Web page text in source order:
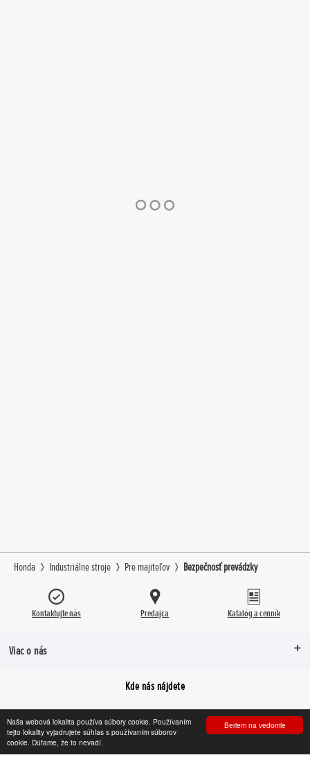
Beriem na vedomie
Naša webová lokalita používa súbory cookie. Používaním
tejto lokality vyjadrujete súhlas s používaním súborov
cookie. Dúfame, že to nevadí.
Honda Industriálne stroje Pre majiteľov Bezpečnosť prevádzky
Kontaktujte nás Predajca Katalóg a cenník
Viac o nás
Kde nás nájdete
Facebook